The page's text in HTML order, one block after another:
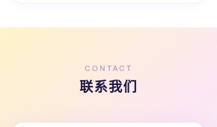
CONTACT
联系我们